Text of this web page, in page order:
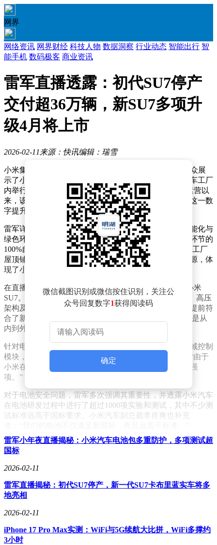
网界
网络资讯 网界财经 科技人物 数据洞察 行业动态 智能出行 智
能手机 数码极客 商业资讯
雷军直播透露：初代SU7停产
交付超36万辆，新SU7多项升
级4月将上市
2026-02-11 来源：快讯编辑：瑞雪
小米集团创始人、董事长兼CEO雷军近日通过直播向公众展
示了小米汽车工厂的最新进展。这场于北京亦庄小米汽车工厂
内举行的小年夜直播中，雷军透露，自2024年3月投入运营以
来，该工厂已接待超过13万名访客，并计划在2026年将这一数
字提升至20万人。
雷军详细介绍了小米汽车工厂的两大核心优势：高度智能化与
绿色环保。工厂内配备了六七百台机器人，实现了组装环节的
100%自动化，同时检测过程也完全由自动化系统完成。工厂
屋顶铺设了自发电光伏板，确保所有用电均来自清洁能源，体
现了小米对环保的承诺。
在直播中，雷军还重点介绍了即将于4月上市的新一代小米
SU7。他表示，这款新车在电机、电池、电子电气架构、高压
架构及底盘等多个方面进行了全面升级，门把手设计也提前符
合了新国标的安全标准。雷军强调：“新一代SU7的变化是从
内到外的，是一次真正的换代升级。”
针对电子电气架构，雷军透露，小米YU7采用了四合一域控制
模块，且该系统完全由小米自主研发。他自豪地表示：“由于
小米在手机领域的深厚积累，电子电气架构成为我们的强
项。”
对于电池安全问题，雷军多次强调其重要性，并透露小米汽车
在电池研发过程中进行了超过1000项实验和测试，其中不少测
试标准远高于国标要求。小米汽车副总裁李肖爽也补充
雷军还透露，第一代小米SU7已正式停产，最后一辆已下线并
正在运输途中。截至目前，第一代SU7的总产量已超过36万
辆。他表示，目前工厂和产线正在进行部分改造，为新一代
据雷军介绍，新一代SU7将于2月13日起陆续进店展示，首批
地。春节期间，小米汽车的销售和服务门店将正常营业，覆盖
服务。
微信截图识别或微信按住识别，关注公
众号回复数字1获得阅读码
确定
雷军小年夜直播揭秘：小米汽车电池包多重防护，多项测试超
国标
2026-02-11
雷军直播揭秘：初代SU7停产，新一代SU7卡布里蓝实车将多
地亮相
2026-02-11
iPhone 17 Pro Max实测：WiFi与5G续航大比拼，WiFi多撑约
3小时